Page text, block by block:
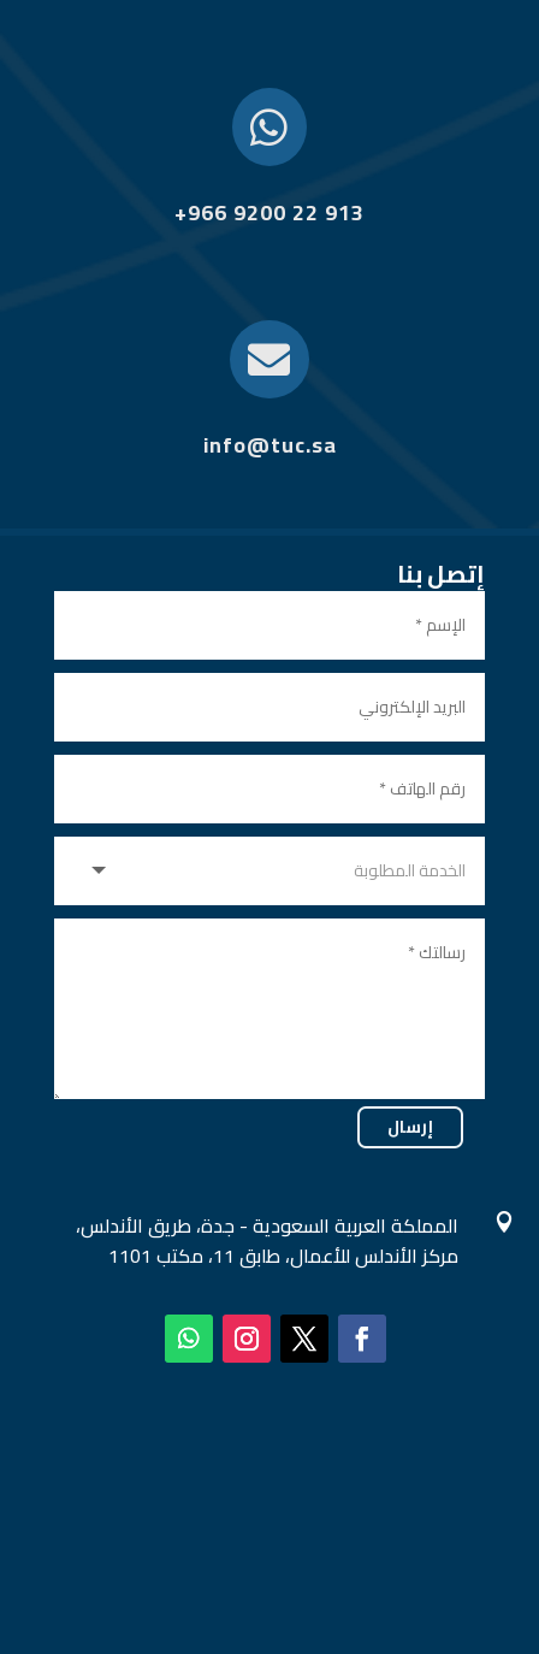

+966 9200 22 913

info@tuc.sa
إتصل بنا
إرسال

المملكة العربية السعودية - جدة، طريق الأندلس،
مركز الأندلس للأعمال، طابق 11، مكتب 1101